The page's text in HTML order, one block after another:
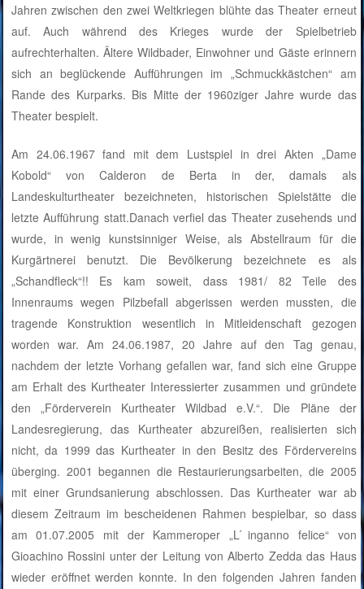
Jahren zwischen den zwei Weltkriegen blühte das Theater erneut
auf. Auch während des Krieges wurde der Spielbetrieb
aufrechterhalten. Ältere Wildbader, Einwohner und Gäste erinnern
sich an beglückende Aufführungen im „Schmuckkästchen“ am
Rande des Kurparks. Bis Mitte der 1960ziger Jahre wurde das
Theater bespielt.
Am 24.06.1967 fand mit dem Lustspiel in drei Akten „Dame
Kobold“ von Calderon de Berta in der, damals als
Landeskulturtheater bezeichneten, historischen Spielstätte die
letzte Aufführung statt.Danach verfiel das Theater zusehends und
wurde, in wenig kunstsinniger Weise, als Abstellraum für die
Kurgärtnerei benutzt. Die Bevölkerung bezeichnete es als
„Schandfleck“!! Es kam soweit, dass 1981/ 82 Teile des
Innenraums wegen Pilzbefall abgerissen werden mussten, die
tragende Konstruktion wesentlich in Mitleidenschaft gezogen
worden war. Am 24.06.1987, 20 Jahre auf den Tag genau,
nachdem der letzte Vorhang gefallen war, fand sich eine Gruppe
am Erhalt des Kurtheater Interessierter zusammen und gründete
den „Förderverein Kurtheater Wildbad e.V.“. Die Pläne der
Landesregierung, das Kurtheater abzureißen, realisierten sich
nicht, da 1999 das Kurtheater in den Besitz des Fördervereins
überging. 2001 begannen die Restaurierungsarbeiten, die 2005
mit einer Grundsanierung abschlossen. Das Kurtheater war ab
diesem Zeitraum im bescheidenen Rahmen bespielbar, so dass
am 01.07.2005 mit der Kammeroper „L ́inganno felice“ von
Gioachino Rossini unter der Leitung von Alberto Zedda das Haus
wieder eröffnet werden konnte. In den folgenden Jahren fanden